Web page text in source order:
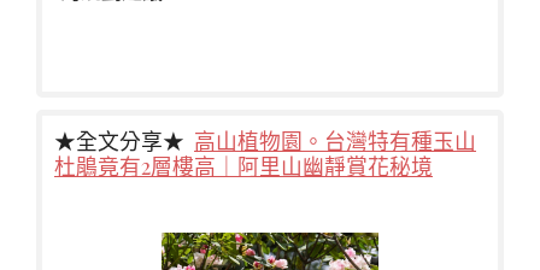
★全文分享★ 高山植物園。台灣特有種玉山
杜鵑竟有2層樓高｜阿里山幽靜賞花秘境